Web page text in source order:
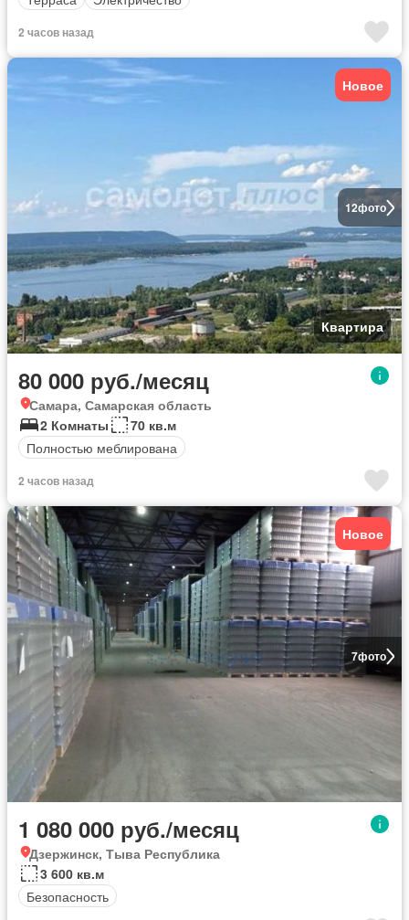
2 часов назад
12фото
Новое
Квартира
80 000 руб./месяц
Самара, Самарская область
2 Комнаты
70 кв.м
Полностью меблирована
2 часов назад
7фото
Новое
1 080 000 руб./месяц
Дзержинск, Тыва Республика
3 600 кв.м
Безопасность